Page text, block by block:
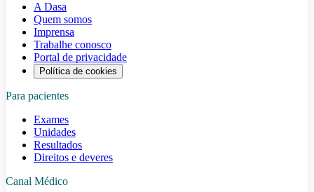
A Dasa
Quem somos
Imprensa
Trabalhe conosco
Portal de privacidade
Política de cookies
Para pacientes
Exames
Unidades
Resultados
Direitos e deveres
Canal Médico